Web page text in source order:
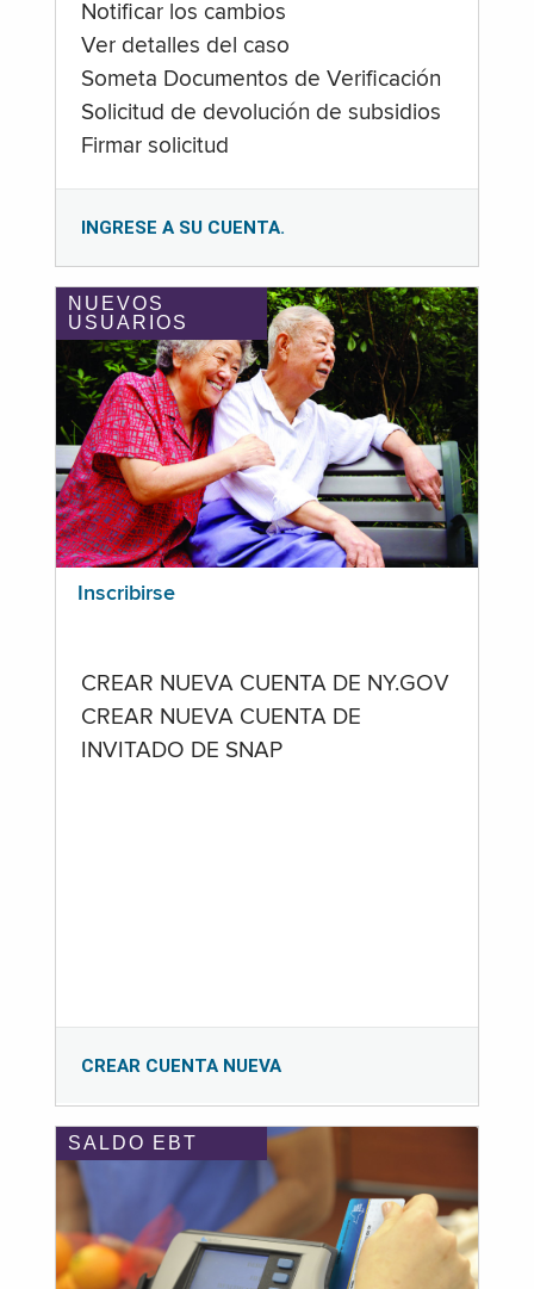
Notificar los cambios
Ver detalles del caso
Someta Documentos de Verificación
Solicitud de devolución de subsidios
Firmar solicitud
INGRESE A SU CUENTA.
NUEVOS
USUARIOS
Inscribirse
CREAR NUEVA CUENTA DE NY.GOV
CREAR NUEVA CUENTA DE
INVITADO DE SNAP
CREAR CUENTA NUEVA
SALDO EBT